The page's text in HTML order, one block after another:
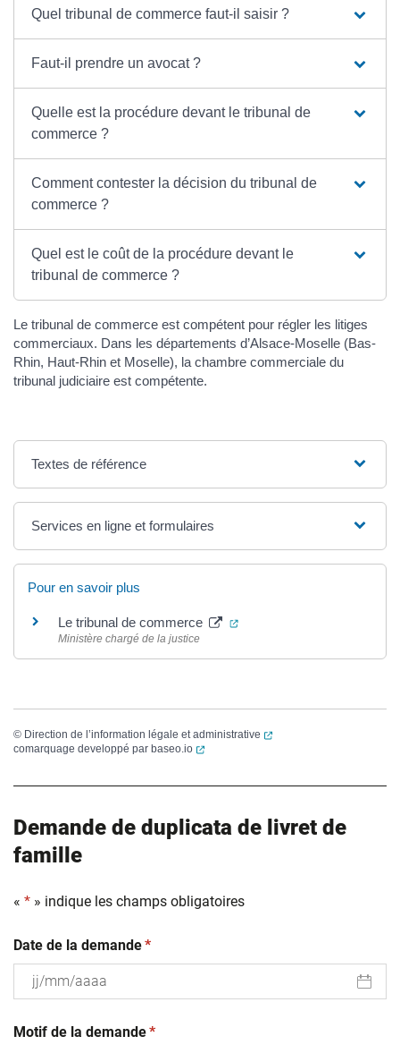
Quel tribunal de commerce faut-il saisir ?
Faut-il prendre un avocat ?
Quelle est la procédure devant le tribunal de
commerce ?
Comment contester la décision du tribunal de
commerce ?
Quel est le coût de la procédure devant le
tribunal de commerce ?
Le tribunal de commerce est compétent pour régler les litiges
commerciaux. Dans les départements d’Alsace-Moselle (Bas-
Rhin, Haut-Rhin et Moselle), la chambre commerciale du
tribunal judiciaire est compétente.
Textes de référence
Services en ligne et formulaires
Pour en savoir plus
Le tribunal de commerce (ouverture dans un nouvel
Ministère chargé de la justice
© Direction de l’information légale et administrative
(ouverture dans un
comarquage developpé par baseo.io (ouverture dans un nouvel onglet)
Demande de duplicata de livret de
famille
« * » indique les champs obligatoires
Date de la demande(obligatoire)
*
slash
Motif de la demande(obligatoire)
*